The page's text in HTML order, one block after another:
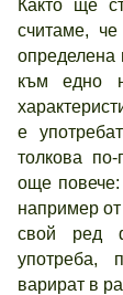
Както ще
считаме,
определена
към едно
е
толкова
още повече:
например
свой ред
употреба,
варират в